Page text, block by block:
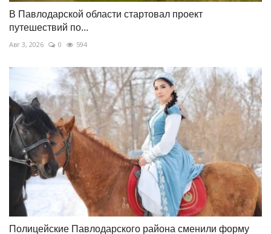
В Павлодарской области стартовал проект
путешествий по...
Авг 3, 2026 0 594
Полицейские Павлодарского района сменили форму